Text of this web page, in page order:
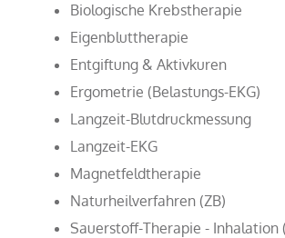
Biologische Krebstherapie
Eigenbluttherapie
Entgiftung & Aktivkuren
Ergometrie (Belastungs-EKG)
Langzeit-Blutdruckmessung
Langzeit-EKG
Magnetfeldtherapie
Naturheilverfahren (ZB)
Sauerstoff-Therapie - Inhalation